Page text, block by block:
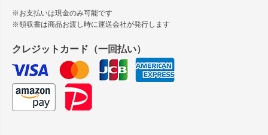
※お支払いは現金のみ可能です
※領収書は商品お渡し時に運送会社が発行します
クレジットカード（一回払い）